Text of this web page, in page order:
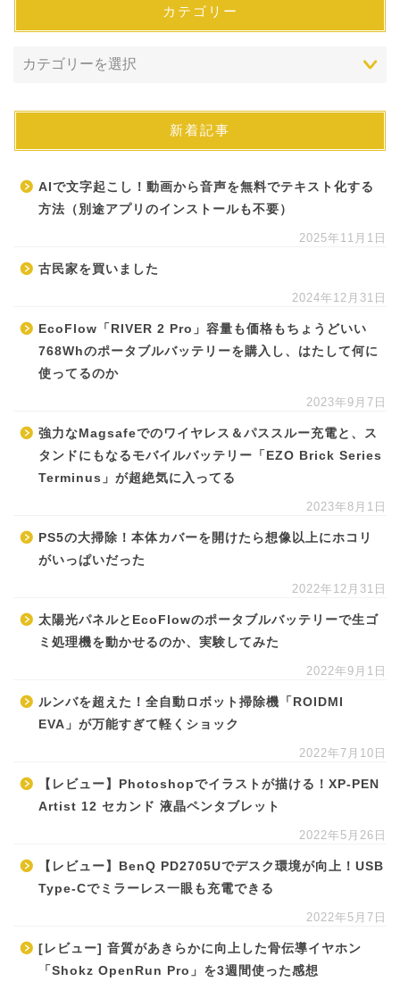
カテゴリー
新着記事
AIで文字起こし！動画から音声を無料でテキスト化する
方法（別途アプリのインストールも不要）
2025年11月1日
古民家を買いました
2024年12月31日
EcoFlow「RIVER 2 Pro」容量も価格もちょうどいい
768Whのポータブルバッテリーを購入し、はたして何に
使ってるのか
2023年9月7日
強力なMagsafeでのワイヤレス＆パススルー充電と、ス
タンドにもなるモバイルバッテリー「EZO Brick Series
Terminus」が超絶気に入ってる
2023年8月1日
PS5の大掃除！本体カバーを開けたら想像以上にホコリ
がいっぱいだった
2022年12月31日
太陽光パネルとEcoFlowのポータブルバッテリーで生ゴ
ミ処理機を動かせるのか、実験してみた
2022年9月1日
ルンバを超えた！全自動ロボット掃除機「ROIDMI
EVA」が万能すぎて軽くショック
2022年7月10日
【レビュー】Photoshopでイラストが描ける！XP-PEN
Artist 12 セカンド 液晶ペンタブレット
2022年5月26日
【レビュー】BenQ PD2705Uでデスク環境が向上！USB
Type-Cでミラーレス一眼も充電できる
2022年5月7日
[レビュー] 音質があきらかに向上した骨伝導イヤホン
「Shokz OpenRun Pro」を3週間使った感想